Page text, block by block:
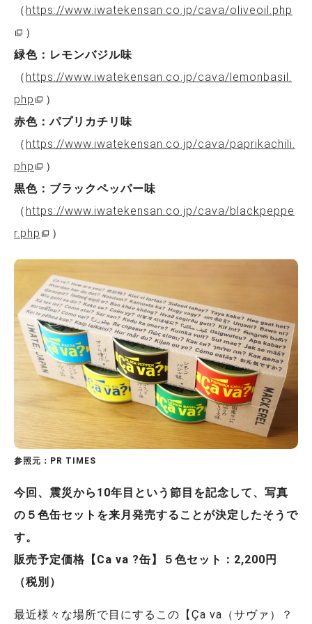
（ https://www.iwatekensan.co.jp/cava/oliveoil.php
）
緑色：レモンバジル味
（ https://www.iwatekensan.co.jp/cava/lemonbasil.
php
）
赤色：パプリカチリ味
（ https://www.iwatekensan.co.jp/cava/paprikachili.
php
）
黒色：ブラックペッパー味
（ https://www.iwatekensan.co.jp/cava/blackpeppe
r.php
）
参照元：PR TIMES
今回、震災から10年目という節目を記念して、写真
の５色缶セットを来月発売することが決定したそうで
す。
販売予定価格【Ca va ?缶】５色セット：2,200円
（税別）
最近様々な場所で目にするこの【Ça va（サヴァ）？